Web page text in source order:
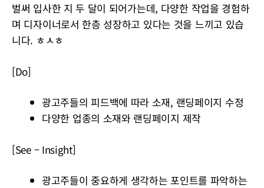
벌써 입사한 지 두 달이 되어가는데, 다양한 작업을 경험하
며 디자이너로서 한층 성장하고 있다는 것을 느끼고 있습
니다. ㅎㅅㅎ
[Do]
광고주들의 피드백에 따라 소재, 랜딩페이지 수정
다양한 업종의 소재와 랜딩페이지 제작
[See – Insight]
광고주들이 중요하게 생각하는 포인트를 파악하는